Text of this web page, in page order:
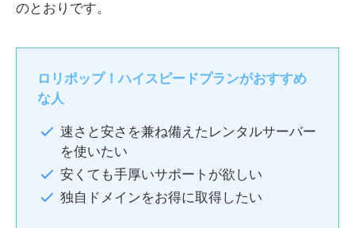
のとおりです。
ロリポップ！ハイスピードプランがおすすめ
な人
速さと安さを兼ね備えたレンタルサーバー
を使いたい
安くても手厚いサポートが欲しい
独自ドメインをお得に取得したい